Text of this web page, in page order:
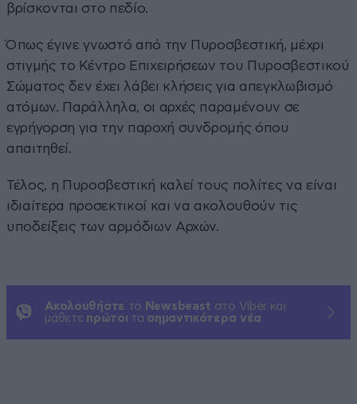
βρίσκονται στο πεδίο.
Όπως έγινε γνωστό από την Πυροσβεστική, μέχρι
στιγμής το Κέντρο Επιχειρήσεων του Πυροσβεστικού
Σώματος δεν έχει λάβει κλήσεις για απεγκλωβισμό
ατόμων. Παράλληλα, οι αρχές παραμένουν σε
εγρήγορση για την παροχή συνδρομής όπου
απαιτηθεί.
Τέλος, η Πυροσβεστική καλεί τους πολίτες να είναι
ιδιαίτερα προσεκτικοί και να ακολουθούν τις
υποδείξεις των αρμόδιων Αρχών.
Ακολουθήστε το Newsbeast στο Viber και
μάθετε πρώτοι τα σημαντικότερα νέα